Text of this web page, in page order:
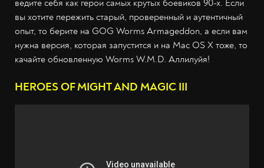
ведите себя как герои самых крутых боевиков 90-х. Если
вы хотите пережить старый, проверенный и аутентичный
опыт, то берите на GOG Worms Armageddon, а если вам
нужна версия, которая запустится и на Mac OS X тоже, то
качайте обновленную Worms W.M.D. Аллилуйя!
HEROES OF MIGHT AND MAGIC III